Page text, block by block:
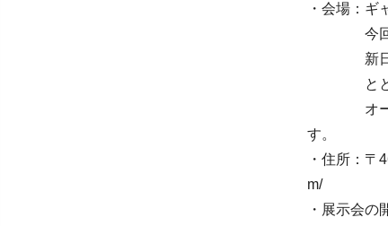
・会場：ギ
今回高
新日本料
とともに
オープニ
す。
・住所：
m/
・展示会の